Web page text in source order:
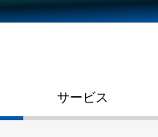
サービス
よくあるご質問